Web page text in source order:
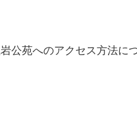
公苑へのアクセス方法につ